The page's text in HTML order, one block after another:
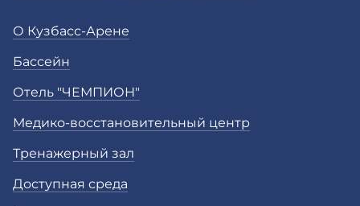
О Кузбасс-Арене
Бассейн
Отель "ЧЕМПИОН"
Медико-восстановительный центр
Тренажерный зал
Доступная среда